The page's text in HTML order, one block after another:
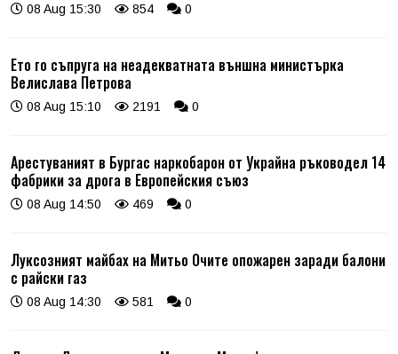
08 Aug 15:30 854 0
Ето го съпруга на неадекватната външна министърка
Велислава Петрова
08 Aug 15:10 2191 0
Арестуваният в Бургас наркобарон от Украйна ръководел 14
фабрики за дрога в Европейския съюз
08 Aug 14:50 469 0
Луксозният майбах на Митьо Очите опожарен заради балони
с райски газ
08 Aug 14:30 581 0